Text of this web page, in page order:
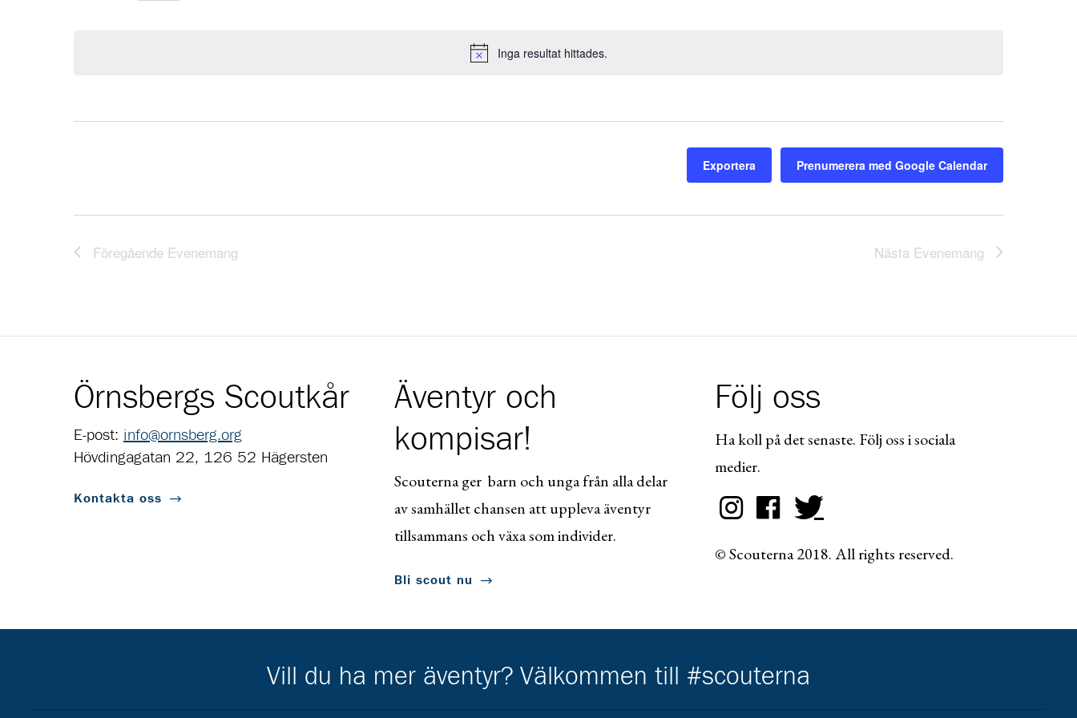
Notice
Inga resultat hittades.
Exportera Prenumerera med Google Calendar
Föregående Evenemang Nästa Evenemang
Örnsbergs Scoutkår
E-post: info@ornsberg.org
Hövdingagatan 22, 126 52 Hägersten
Kontakta oss
Äventyr och
kompisar!
Scouterna ger barn och unga från alla delar
av samhället chansen att uppleva äventyr
tillsammans och växa som individer.
Bli scout nu
Följ oss
Ha koll på det senaste. Följ oss i sociala
medier.
© Scouterna 2018. All rights reserved.
Vill du ha mer äventyr? Välkommen till #scouterna